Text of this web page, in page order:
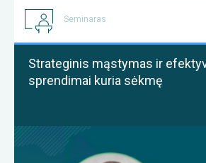
Seminaras
Strateginis mąstymas ir
sprendimai kuria sėkmę